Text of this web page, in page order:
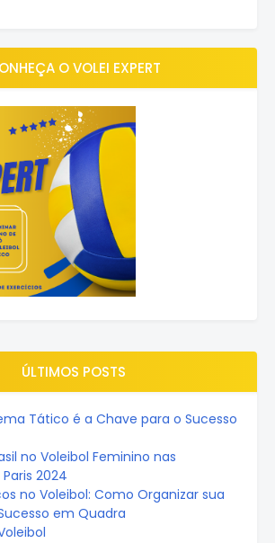
O VOLEI EXPERT
ÚLTIMOS POSTS
Tático é a Chave para o Sucesso
no Voleibol Feminino nas
2024
no Voleibol: Como Organizar sua
em Quadra